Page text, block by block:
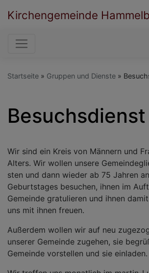
zum
Kirchengemeinde
Hauptnavigation
Startseite Gruppen und Dienste
Besuchsdienst
Wir sind ein Kreis von Männern und
Alters. Wir wollen unsere
sten und dann wieder ab 75 Jahren
Geburtstages besuchen, ihnen im
Gemeinde gratulieren und ihnen
uns mit ihnen freuen.
Außerdem wollen wir auf neu
unserer Gemeinde zugehen, sie
Gemeinde vorstellen und sie einladen.